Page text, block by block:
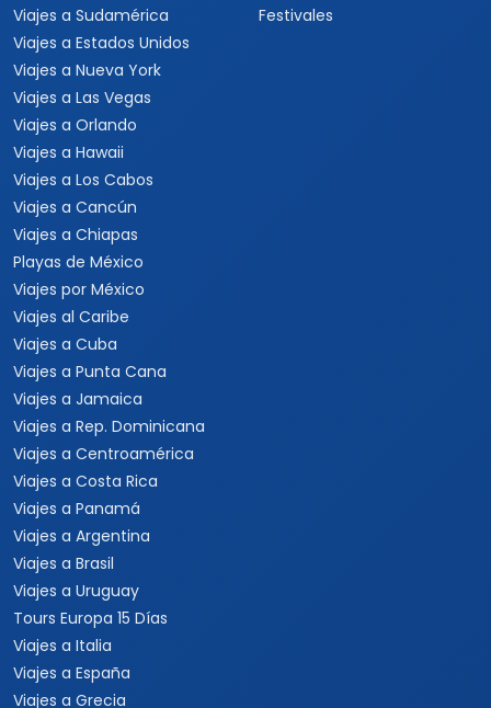
Viajes a Sudamérica
Viajes a Estados Unidos
Viajes a Nueva York
Viajes a Las Vegas
Viajes a Orlando
Viajes a Hawaii
Viajes a Los Cabos
Viajes a Cancún
Viajes a Chiapas
Playas de México
Viajes por México
Viajes al Caribe
Viajes a Cuba
Viajes a Punta Cana
Viajes a Jamaica
Viajes a Rep. Dominicana
Viajes a Centroamérica
Viajes a Costa Rica
Viajes a Panamá
Viajes a Argentina
Viajes a Brasil
Viajes a Uruguay
Tours Europa 15 Días
Viajes a Italia
Viajes a España
Viajes a Grecia
Festivales